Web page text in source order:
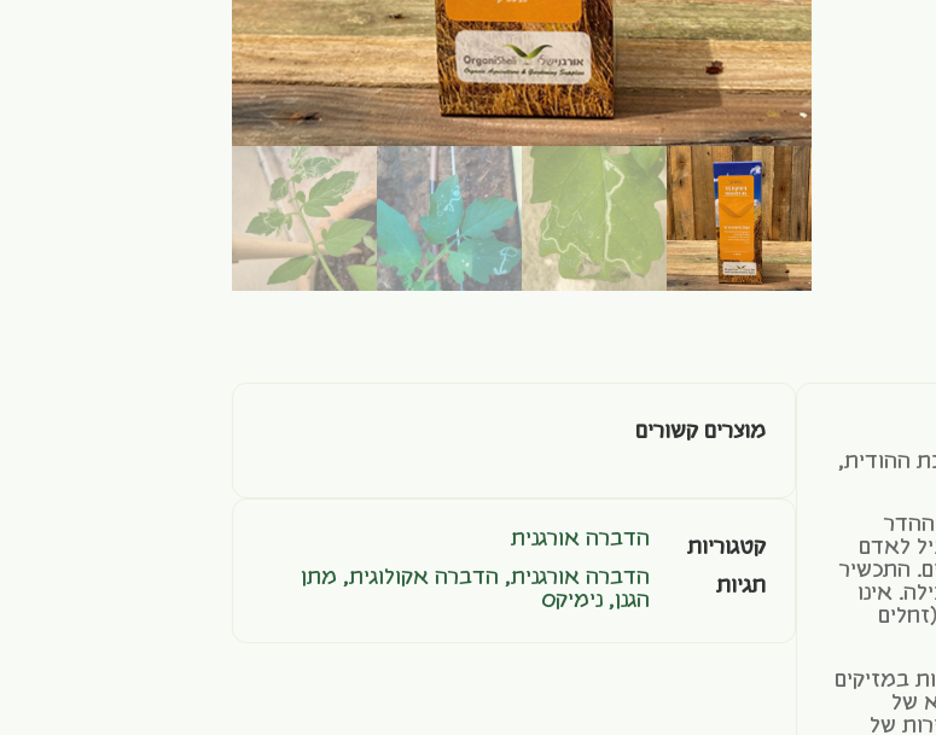
ההודית,
לאדם
התכשיר
אינו
במזיקים
של
של
מוצרים קשורים
קטגוריות הדברה אורגנית
תגיות הדברה אורגנית, הדברה אקולוגית, מתן
הגנן,נימיקס